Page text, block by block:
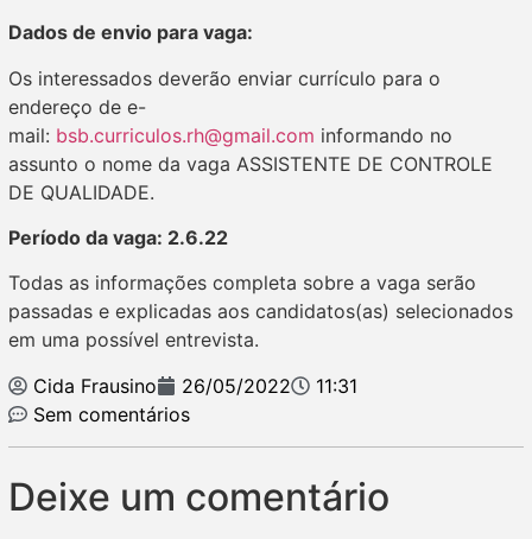
Dados de envio para vaga:
Os interessados deverão enviar currículo para o
endereço de e-
mail: bsb.curriculos.rh@gmail.com informando no
assunto o nome da vaga ASSISTENTE DE CONTROLE
DE QUALIDADE.
Período da vaga: 2.6.22
Todas as informações completa sobre a vaga serão
passadas e explicadas aos candidatos(as) selecionados
em uma possível entrevista.
Cida Frausino
26/05/2022
11:31
Sem comentários
Deixe um comentário